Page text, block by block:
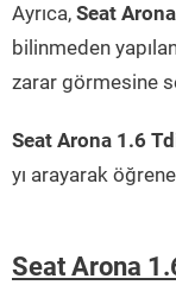
Ayrıca, Seat
bilinmeden
zarar görmesine
Seat Arona 1.6
yı arayarak
Seat Arona